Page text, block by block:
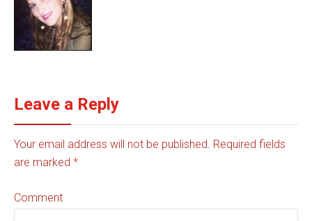
Leave a Reply
Your email address will not be published. Required fields
are marked *
Comment